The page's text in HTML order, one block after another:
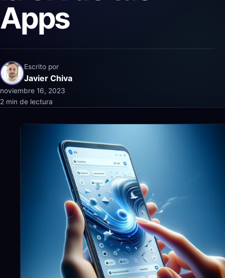
Apps
Escrito por
Javier Chiva
noviembre 16, 2023
2 min de lectura